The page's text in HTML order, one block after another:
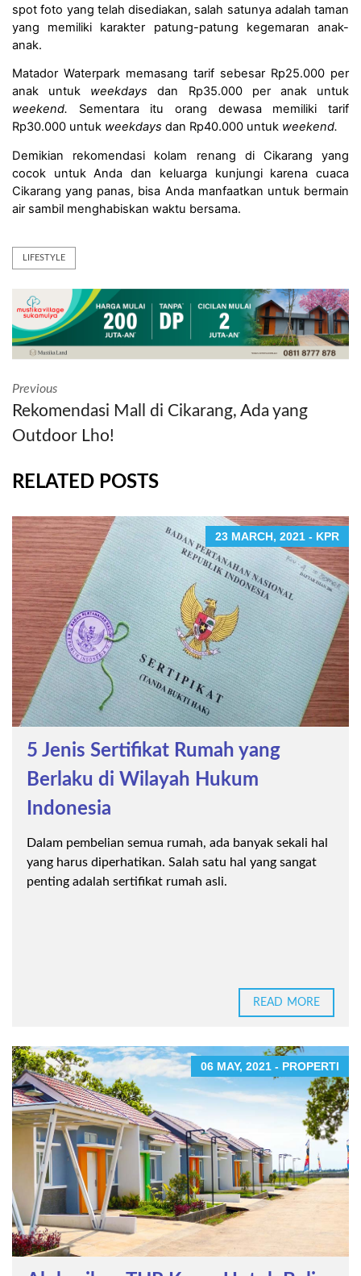
spot foto yang telah disediakan, salah satunya adalah taman
yang memiliki karakter patung-patung kegemaran anak-
anak.
Matador Waterpark memasang tarif sebesar Rp25.000 per
anak untuk weekdays
weekend. Sementara itu orang dewasa memiliki tarif
Rp30.000 untuk weekdays dan Rp40.000 untuk weekend.
Demikian rekomendasi kolam renang di Cikarang yang
cocok untuk Anda dan keluarga kunjungi karena cuaca
Cikarang yang panas, bisa Anda manfaatkan untuk bermain
air sambil menghabiskan waktu bersama.
LIFESTYLE
Previous
Rekomendasi Mall di Cikarang, Ada yang
Outdoor Lho!
RELATED POSTS
23 MARCH, 2021 - KPR
5 Jenis Sertifikat Rumah yang
Berlaku di Wilayah Hukum
Indonesia
Dalam pembelian semua rumah, ada banyak sekali hal
yang harus diperhatikan. Salah satu hal yang sangat
penting adalah sertifikat rumah asli.
READ MORE
06 MAY, 2021 - PROPERTI